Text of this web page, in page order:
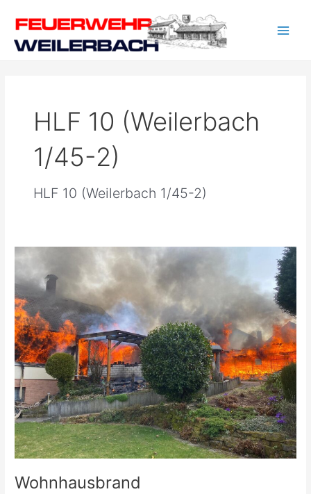
Inhalt
springen
HLF 10 (Weilerbach
1/45-2)
HLF 10 (Weilerbach 1/45-2)
Wohnhausbrand
Wohnhausbrand